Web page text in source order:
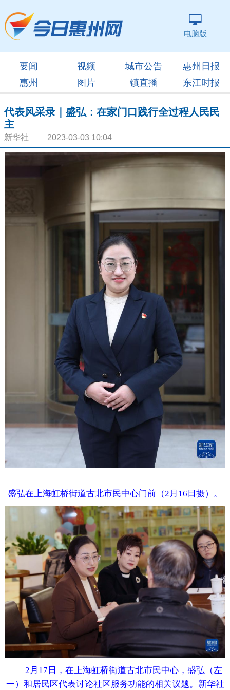
电脑版
要闻 视频 城市公告
惠州日报
惠州
图片 镇直播 东江时报
代表风采录｜盛弘：在家门口践行全过程人民民
主
新华社 2023-03-03 10:04
盛弘在上海虹桥街道古北市民中心门前（2月16日摄）。
2月17日，在上海虹桥街道古北市民中心，盛弘（左
一）和居民区代表讨论社区服务功能的相关议题。新华社